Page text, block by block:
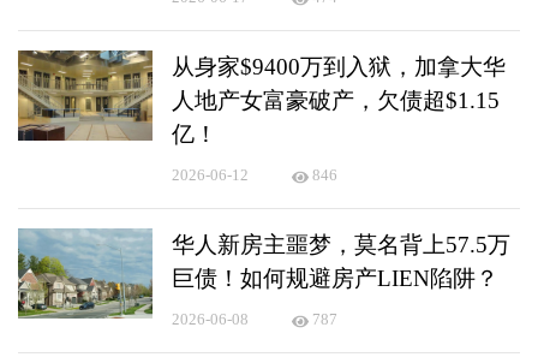
从身家$9400万到入狱，加拿大华
人地产女富豪破产，欠债超$1.15
亿！
2026-06-12 846
华人新房主噩梦，莫名背上57.5万
巨债！如何规避房产LIEN陷阱？
2026-06-08 787